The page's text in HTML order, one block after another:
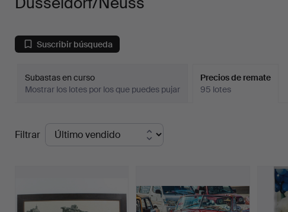
Suscribir búsqueda
Subastas en curso
Mostrar los lotes por los que puedes pujar
Precios de remate
95 lotes
Precios
de
Filtrar